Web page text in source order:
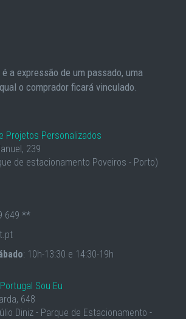
é a expressão de um passado, uma
o comprador ficará vinculado.
Projetos Personalizados
239
de estacionamento Poveiros - Porto)
649 **
: 10h-13:30 e 14:30-19h
Sou Eu
648
Diniz - Parque de Estacionamento -